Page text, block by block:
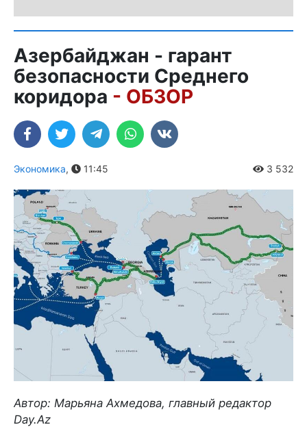
Азербайджан - гарант
безопасности Среднего
коридора - ОБЗОР
Экономика, 11:45 3 532
Автор: Марьяна Ахмедова, главный редактор
Day.Az